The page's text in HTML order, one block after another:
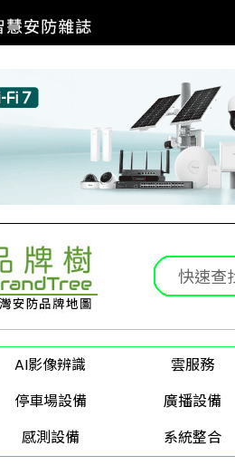
AI影像辨識
雲服務
停車場設備
廣播設備
感測設備
系統整合